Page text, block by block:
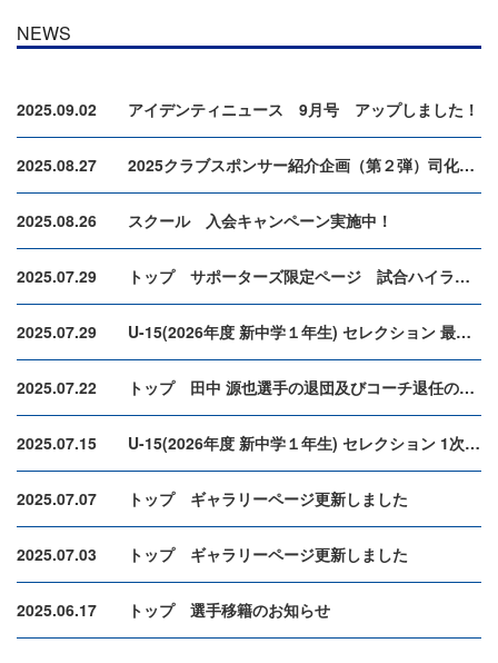
NEWS
2025.09.02 アイデンティニュース 9月号 アップしました！
2025.08.27 2025クラブスポンサー紹介企画（第２弾）司化成工業株式会社
2025.08.26 スクール 入会キャンペーン実施中！
2025.07.29 トップ サポーターズ限定ページ 試合ハイライト更新しました
2025.07.29 U-15(2026年度 新中学１年生) セレクション 最終選考合格者
2025.07.22 トップ 田中 源也選手の退団及びコーチ退任のお知らせ
2025.07.15 U-15(2026年度 新中学１年生) セレクション 1次セレクション合格者
2025.07.07 トップ ギャラリーページ更新しました
2025.07.03 トップ ギャラリーページ更新しました
2025.06.17 トップ 選手移籍のお知らせ